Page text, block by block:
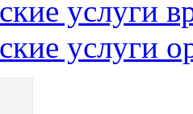
услуги
услуги